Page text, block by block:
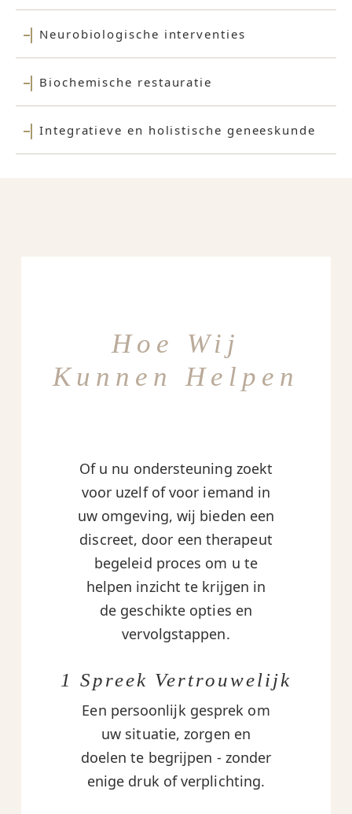
Neurobiologische interventies
Biochemische restauratie
Integratieve en holistische geneeskunde
Hoe Wij
Kunnen Helpen
Of u nu ondersteuning zoekt
voor uzelf of voor iemand in
uw omgeving, wij bieden een
discreet, door een therapeut
begeleid proces om u te
helpen inzicht te krijgen in
de geschikte opties en
vervolgstappen.
1 Spreek Vertrouwelijk
Een persoonlijk gesprek om
uw situatie, zorgen en
doelen te begrijpen - zonder
enige druk of verplichting.